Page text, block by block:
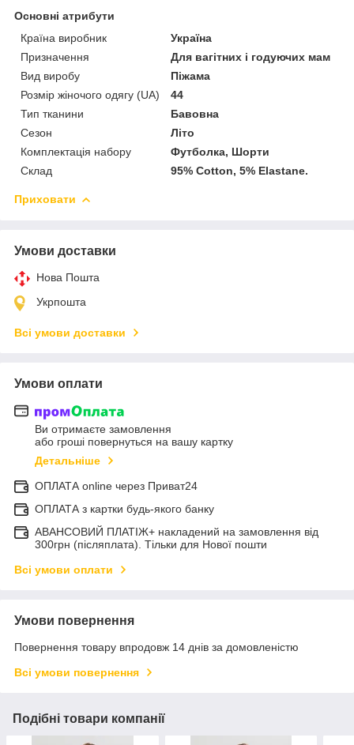
Основні атрибути
Країна виробник
Україна
Призначення
Для вагітних і годуючих мам
Вид виробу
Піжама
Розмір жіночого одягу (UA)
44
Тип тканини
Бавовна
Сезон
Літо
Комплектація набору
Футболка, Шорти
Склад
95% Cotton, 5% Elastane.
Приховати
Умови доставки
Нова Пошта
Укрпошта
Всі умови доставки
Умови оплати
Ви отримаєте замовлення
або гроші повернуться на вашу картку
Детальніше
ОПЛАТА online через Приват24
ОПЛАТА з картки будь-якого банку
АВАНСОВИЙ ПЛАТІЖ+ накладений на замовлення від
300грн (післяплата). Тільки для Нової пошти
Всі умови оплати
Умови повернення
Повернення товару впродовж 14 днів за домовленістю
Всі умови повернення
Подібні товари компанії